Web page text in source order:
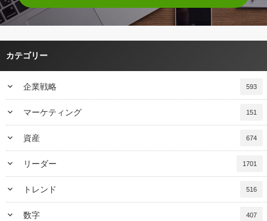
カテゴリー
keyboard_arrow_down 企業戦略 593
keyboard_arrow_down マーケティング 151
keyboard_arrow_down 資産 674
keyboard_arrow_down リーダー 1701
keyboard_arrow_down トレンド 516
keyboard_arrow_down 数字 407